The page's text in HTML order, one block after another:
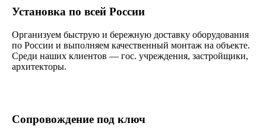
Установка по всей России
Организуем быструю и бережную доставку оборудования
по России и выполняем качественный монтаж на объекте.
Среди наших клиентов — гос. учреждения, застройщики,
архитекторы.
Сопровождение под ключ